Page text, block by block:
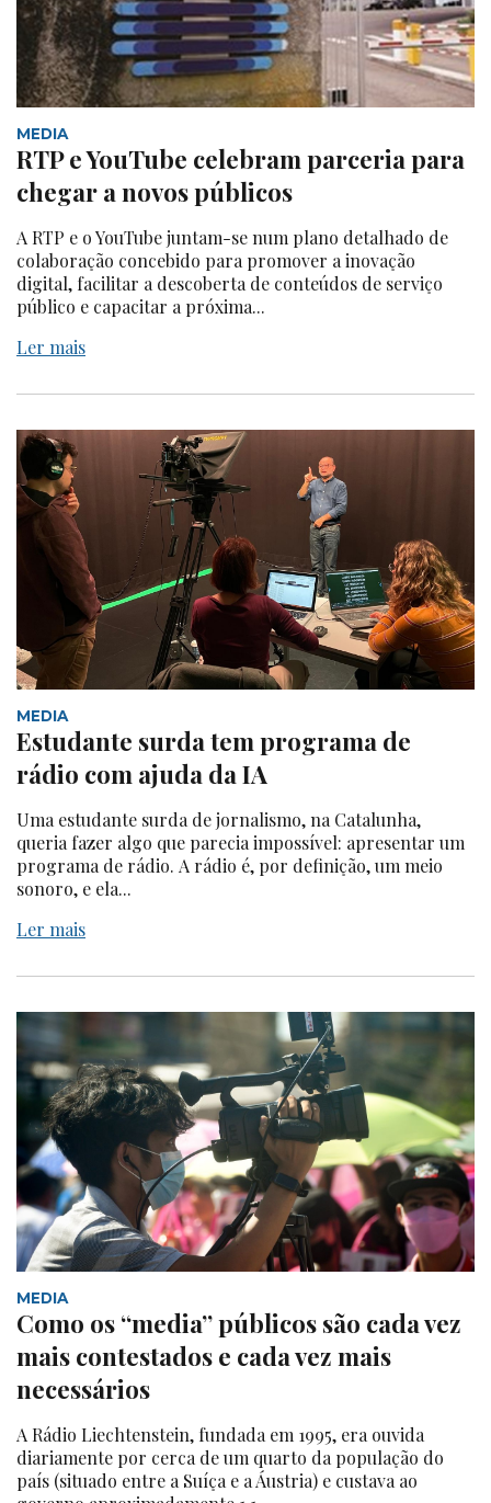
MEDIA
RTP e YouTube celebram parceria para
chegar a novos públicos
A RTP e o YouTube juntam-se num plano detalhado de
colaboração concebido para promover a inovação
digital, facilitar a descoberta de conteúdos de serviço
público e capacitar a próxima...
Ler mais
MEDIA
Estudante surda tem programa de
rádio com ajuda da IA
Uma estudante surda de jornalismo, na Catalunha,
queria fazer algo que parecia impossível: apresentar um
programa de rádio. A rádio é, por definição, um meio
sonoro, e ela...
Ler mais
MEDIA
Como os “media” públicos são cada vez
mais contestados e cada vez mais
necessários
A Rádio Liechtenstein, fundada em 1995, era ouvida
diariamente por cerca de um quarto da população do
país (situado entre a Suíça e a Áustria) e custava ao